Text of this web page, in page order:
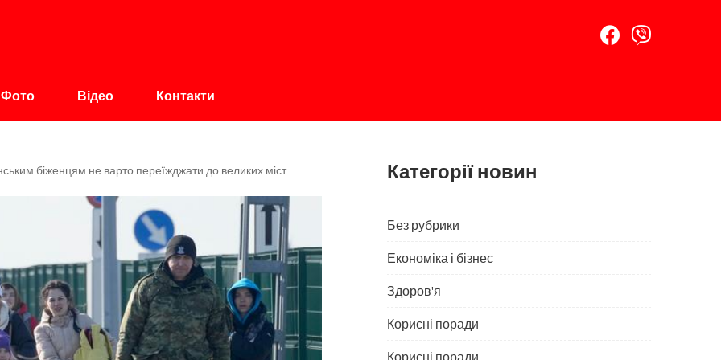
Фото Відео Контакти
біженцям не варто переїжджати до великих міст Категорії новин
Без рубрики
Економіка і бізнес
Здоров'я
Корисні поради